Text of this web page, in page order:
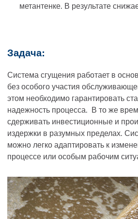
метантенке. В результате
Задача:
Система сгущения работает в
без особого участия
этом необходимо гарантировать
надежность процесса. В то же
сдерживать инвестиционные и
издержки в разумных пределах.
можно легко адаптировать к
процессе или особым рабочим